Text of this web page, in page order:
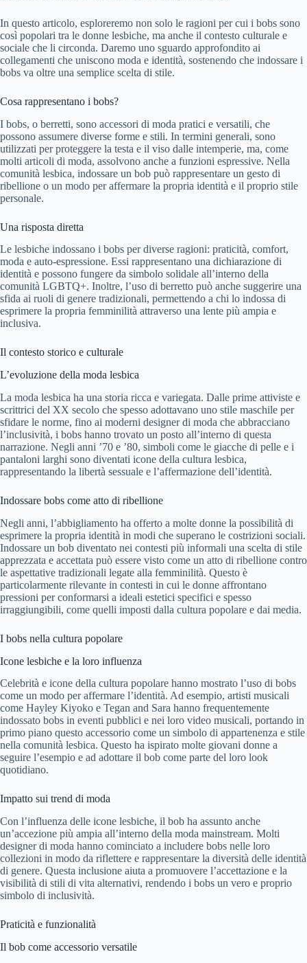
In questo articolo, esploreremo non solo le ragioni per cui i bobs sono
così popolari tra le donne lesbiche, ma anche il contesto culturale e
sociale che li circonda. Daremo uno sguardo approfondito ai
collegamenti che uniscono moda e identità, sostenendo che indossare i
bobs va oltre una semplice scelta di stile.
Cosa rappresentano i bobs?
I bobs, o berretti, sono accessori di moda pratici e versatili, che
possono assumere diverse forme e stili. In termini generali, sono
utilizzati per proteggere la testa e il viso dalle intemperie, ma, come
molti articoli di moda, assolvono anche a funzioni espressive. Nella
comunità lesbica, indossare un bob può rappresentare un gesto di
ribellione o un modo per affermare la propria identità e il proprio stile
personale.
Una risposta diretta
Le lesbiche indossano i bobs per diverse ragioni: praticità, comfort,
moda e auto-espressione. Essi rappresentano una dichiarazione di
identità e possono fungere da simbolo solidale all’interno della
comunità LGBTQ+. Inoltre, l’uso di berretto può anche suggerire una
sfida ai ruoli di genere tradizionali, permettendo a chi lo indossa di
esprimere la propria femminilità attraverso una lente più ampia e
inclusiva.
Il contesto storico e culturale
L’evoluzione della moda lesbica
La moda lesbica ha una storia ricca e variegata. Dalle prime attiviste e
scrittrici del XX secolo che spesso adottavano uno stile maschile per
sfidare le norme, fino ai moderni designer di moda che abbracciano
l’inclusività, i bobs hanno trovato un posto all’interno di questa
narrazione. Negli anni ’70 e ’80, simboli come le giacche di pelle e i
pantaloni larghi sono diventati icone della cultura lesbica,
rappresentando la libertà sessuale e l’affermazione dell’identità.
Indossare bobs come atto di ribellione
Negli anni, l’abbigliamento ha offerto a molte donne la possibilità di
esprimere la propria identità in modi che superano le costrizioni sociali.
Indossare un bob diventato nei contesti più informali una scelta di stile
apprezzata e accettata può essere visto come un atto di ribellione contro
le aspettative tradizionali legate alla femminilità. Questo è
particolarmente rilevante in contesti in cui le donne affrontano
pressioni per conformarsi a ideali estetici specifici e spesso
irraggiungibili, come quelli imposti dalla cultura popolare e dai media.
I bobs nella cultura popolare
Icone lesbiche e la loro influenza
Celebrità e icone della cultura popolare hanno mostrato l’uso di bobs
come un modo per affermare l’identità. Ad esempio, artisti musicali
come Hayley Kiyoko e Tegan and Sara hanno frequentemente
indossato bobs in eventi pubblici e nei loro video musicali, portando in
primo piano questo accessorio come un simbolo di appartenenza e stile
nella comunità lesbica. Questo ha ispirato molte giovani donne a
seguire l’esempio e ad adottare il bob come parte del loro look
quotidiano.
Impatto sui trend di moda
Con l’influenza delle icone lesbiche, il bob ha assunto anche
un’accezione più ampia all’interno della moda mainstream. Molti
designer di moda hanno cominciato a includere bobs nelle loro
collezioni in modo da riflettere e rappresentare la diversità delle identità
di genere. Questa inclusione aiuta a promuovere l’accettazione e la
visibilità di stili di vita alternativi, rendendo i bobs un vero e proprio
simbolo di inclusività.
Praticità e funzionalità
Il bob come accessorio versatile